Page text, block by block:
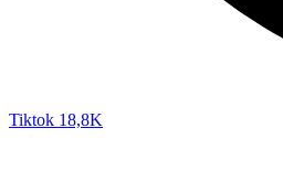
Tiktok 18,8K